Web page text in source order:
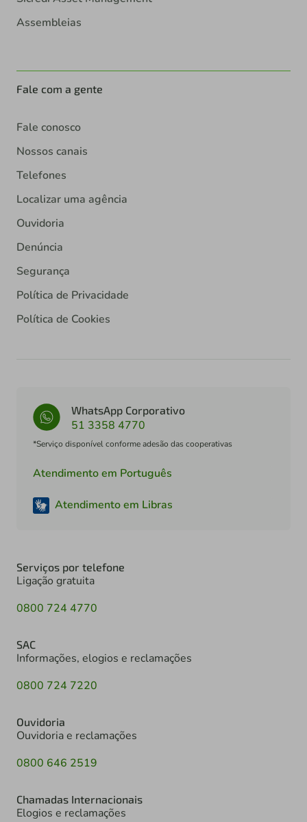
Assembleias
Fale com a gente
Fale conosco
Nossos canais
Telefones
Localizar uma agência
Ouvidoria
Denúncia
Segurança
Política de Privacidade
Política de Cookies
WhatsApp Corporativo
51 3358 4770
*Serviço disponível conforme adesão das cooperativas
Atendimento em Português
Atendimento em Libras
Serviços por telefone
Ligação gratuita
0800 724 4770
SAC
Informações, elogios e reclamações
0800 724 7220
Ouvidoria
Ouvidoria e reclamações
0800 646 2519
Chamadas Internacionais
Elogios e reclamações